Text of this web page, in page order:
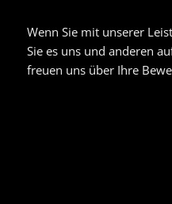
Wenn Sie mit unserer
Sie es uns und anderen
freuen uns über Ihre